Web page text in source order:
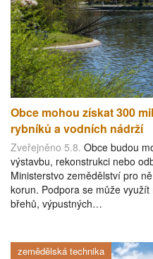
Obce mohou získat 300
rybníků a vodních nádrží
Zveřejněno 5.8. Obce budou
výstavbu, rekonstrukci nebo
Ministerstvo zemědělství pro
korun. Podpora se může
břehů, výpustných…
zemědělská technika